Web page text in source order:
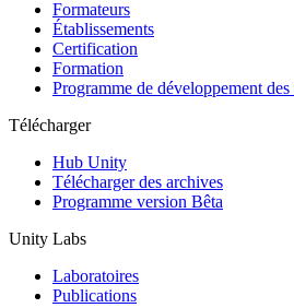
Jeux XR
Lancez des jeux XR sur plusieurs
Jeux multijoueur
Simplifiez le développement de jeux
Formateurs
Établissements
Certification
Formation
Programme de développement des
Télécharger
Hub Unity
Télécharger des archives
Programme version Bêta
Unity Labs
Laboratoires
Publications